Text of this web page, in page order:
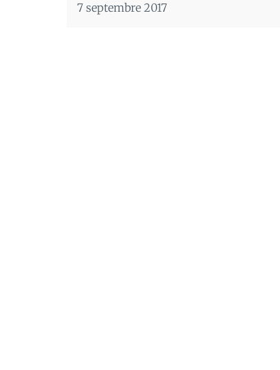
7 septembre 2017